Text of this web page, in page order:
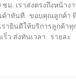
ซม. เราส่งตรงถึงหน้า
ค้าทันที ขอบคุณลูกค้า ที่
รายินดีให้บริการลูกค้า
ร็ว ส่งทันเวลา รายละ